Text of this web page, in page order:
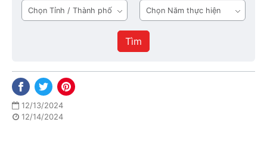
tầng
1
Tỉnh
/
Năm
thực
hiện
Tìm
12/13/2024
12/14/2024